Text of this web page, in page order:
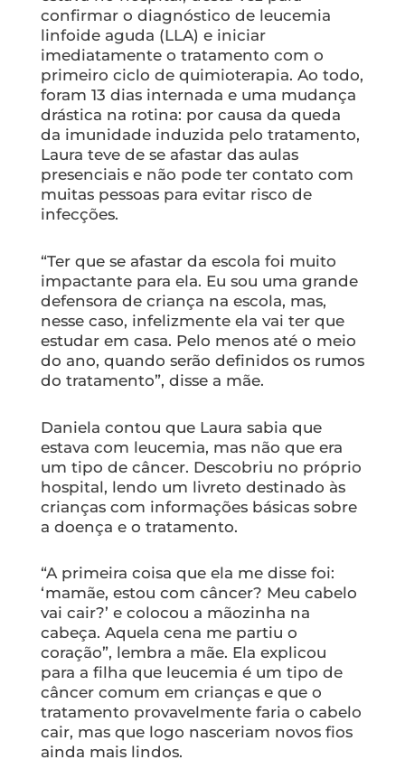
confirmar o diagnóstico de leucemia
linfoide aguda (LLA) e iniciar
imediatamente o tratamento com o
primeiro ciclo de quimioterapia. Ao todo,
foram 13 dias internada e uma mudança
drástica na rotina: por causa da queda
da imunidade induzida pelo tratamento,
Laura teve de se afastar das aulas
presenciais e não pode ter contato com
muitas pessoas para evitar risco de
infecções.
“Ter que se afastar da escola foi muito
impactante para ela. Eu sou uma grande
defensora de criança na escola, mas,
nesse caso, infelizmente ela vai ter que
estudar em casa. Pelo menos até o meio
do ano, quando serão definidos os rumos
do tratamento”, disse a mãe.
Daniela contou que Laura sabia que
estava com leucemia, mas não que era
um tipo de câncer. Descobriu no próprio
hospital, lendo um livreto destinado às
crianças com informações básicas sobre
a doença e o tratamento.
“A primeira coisa que ela me disse foi:
‘mamãe, estou com câncer? Meu cabelo
vai cair?’ e colocou a mãozinha na
cabeça. Aquela cena me partiu o
coração”, lembra a mãe. Ela explicou
para a filha que leucemia é um tipo de
câncer comum em crianças e que o
tratamento provavelmente faria o cabelo
cair, mas que logo nasceriam novos fios
ainda mais lindos.